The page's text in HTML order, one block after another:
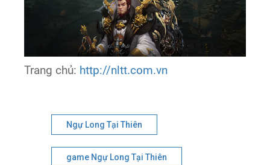
Trang chủ: http://nltt.com.vn
Ngự Long Tại Thiên
game Ngự Long Tại Thiên